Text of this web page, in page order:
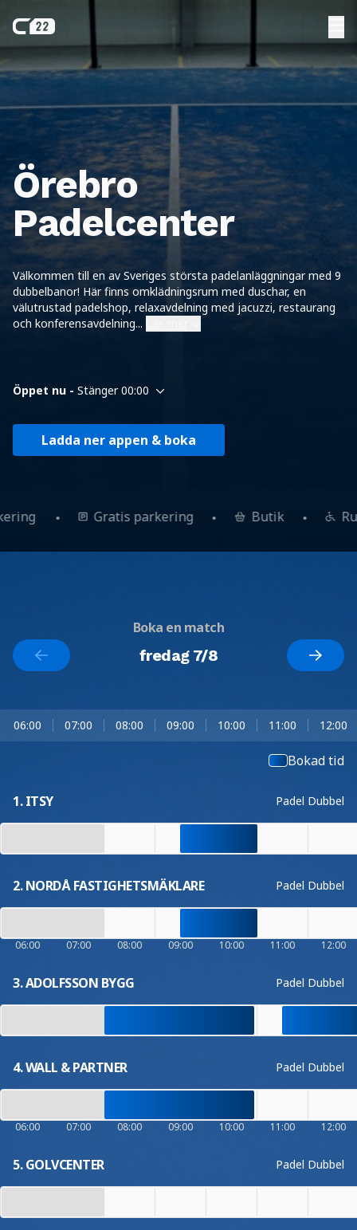
Örebro
Padelcenter
Välkommen till en av Sveriges största padelanläggningar med 9
dubbelbanor! Här finns omklädningsrum med duschar, en
välutrustad padelshop, relaxavdelning med jacuzzi, restaurang
och konferensavdelning...
Öppet nu - Stänger 00:00
Ladda ner appen & boka
Gratis parkering Butik
Boka en match
fredag 7/8
06:00 07:00 08:00 09:00 10:00 11:00 12:00
Bokad tid
1. ITSY Padel Dubbel
2. NORDÅ FASTIGHETSMÄKLARE Padel Dubbel
06:00 07:00 08:00 09:00 10:00 11:00 12:00
3. ADOLFSSON BYGG Padel Dubbel
4. WALL & PARTNER Padel Dubbel
06:00 07:00 08:00 09:00 10:00 11:00 12:00
5. GOLVCENTER Padel Dubbel